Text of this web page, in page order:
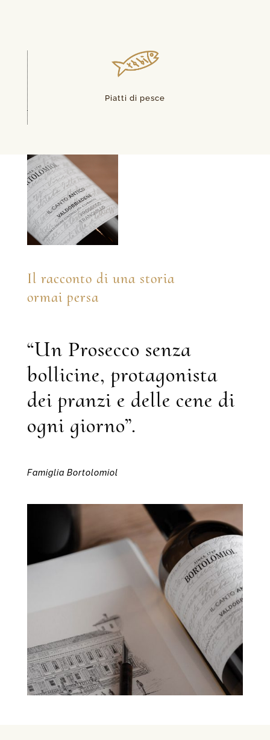
Piatti di pesce
Il racconto di una storia
ormai persa
“Un Prosecco senza
bollicine, protagonista
dei pranzi e delle cene di
ogni giorno”.
Famiglia Bortolomiol